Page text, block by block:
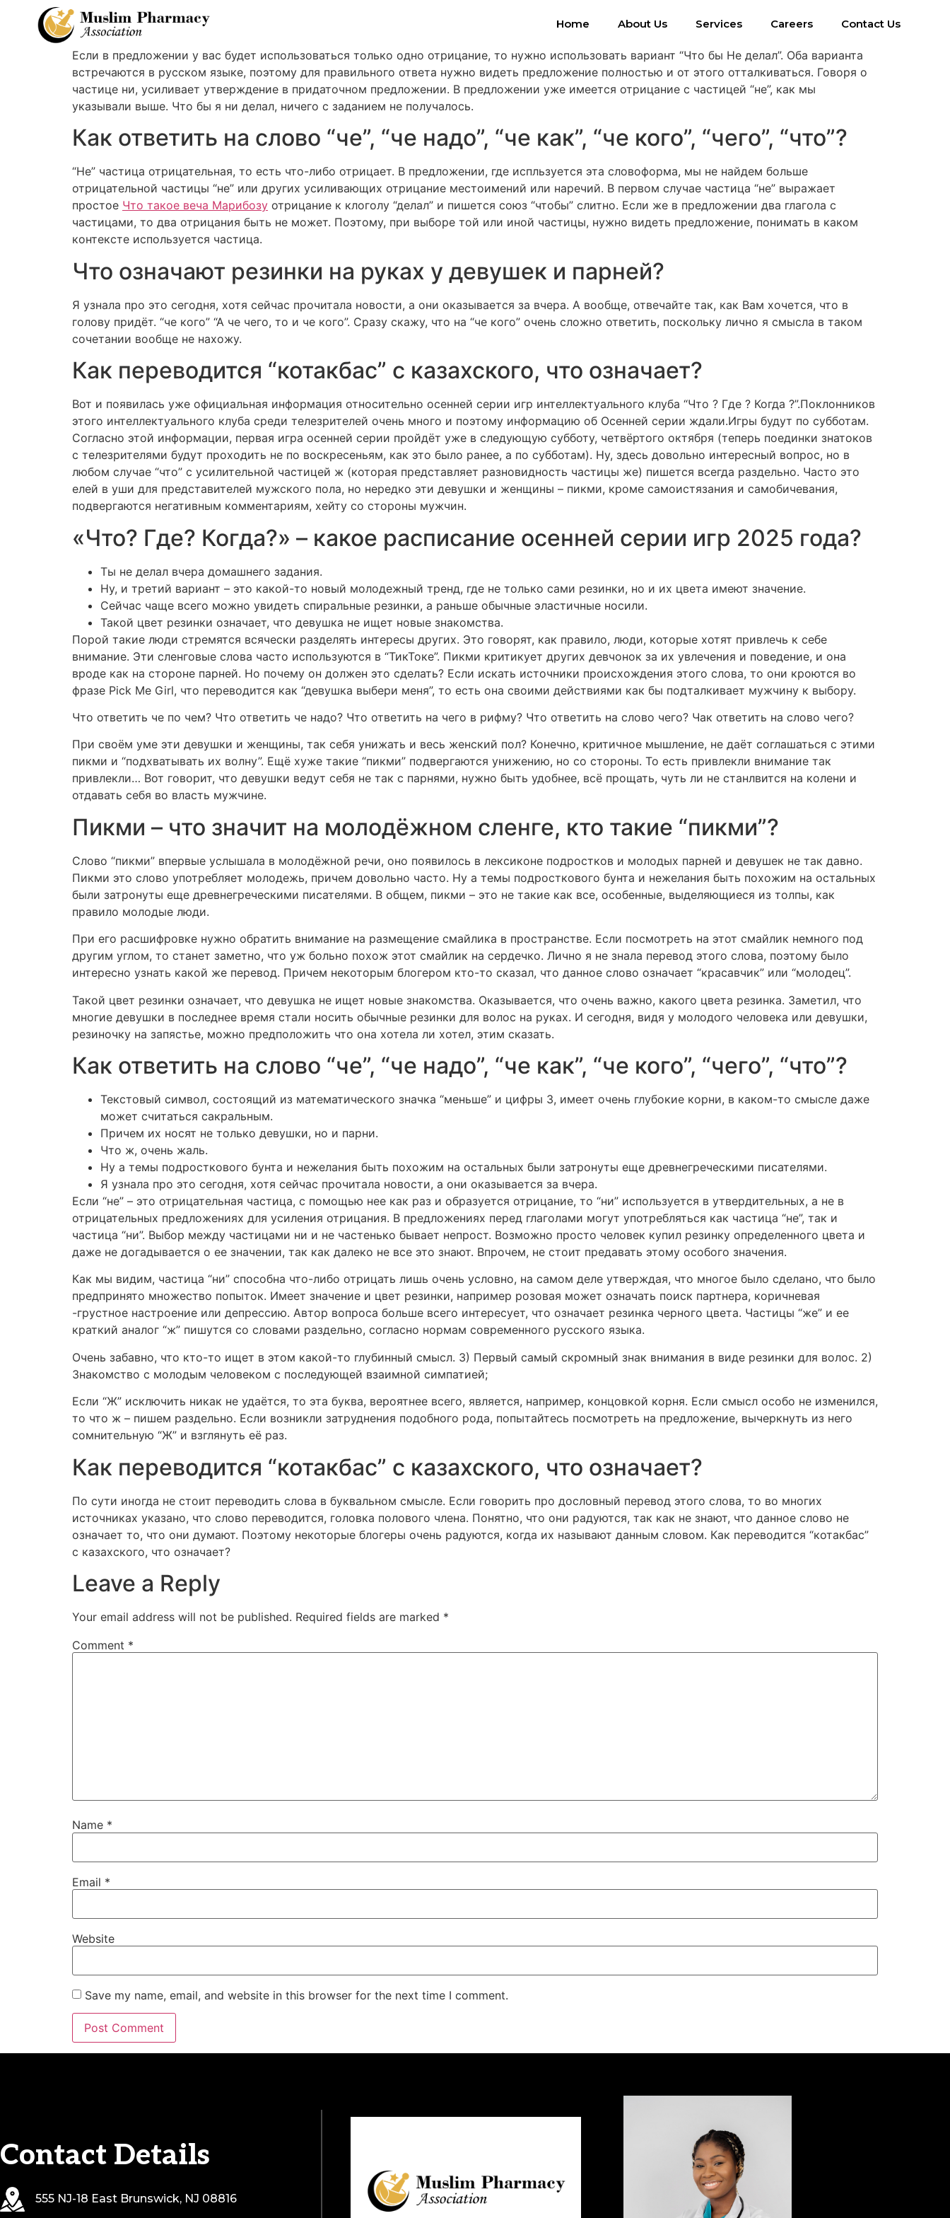
Home About Us Services Careers Contact Us
Если в предложении у вас будет использоваться только одно отрицание, то нужно использовать вариант “Что бы Не делал”. Оба варианта
встречаются в русском языке, поэтому для правильного ответа нужно видеть предложение полностью и от этого отталкиваться. Говоря о
частице ни, усиливает утверждение в придаточном предложении. В предложении уже имеется отрицание с частицей “не”, как мы
указывали выше. Что бы я ни делал, ничего с заданием не получалось.
Как ответить на слово “че”, “че надо”, “че как”, “че кого”, “чего”, “что”?
“Не” частица отрицательная, то есть что-либо отрицает. В предложении, где испльзуется эта словоформа, мы не найдем больше
отрицательной частицы “не” или других усиливающих отрицание местоимений или наречий. В первом случае частица “не” выражает
простое Что такое веча Марибозу отрицание к клоголу “делал” и пишется союз “чтобы” слитно. Если же в предложении два глагола с
частицами, то два отрицания быть не может. Поэтому, при выборе той или иной частицы, нужно видеть предложение, понимать в каком
контексте используется частица.
Что означают резинки на руках у девушек и парней?
Я узнала про это сегодня, хотя сейчас прочитала новости, а они оказывается за вчера. А вообще, отвечайте так, как Вам хочется, что в
голову придёт. “че кого” “А че чего, то и че кого”. Сразу скажу, что на “че кого” очень сложно ответить, поскольку лично я смысла в таком
сочетании вообще не нахожу.
Как переводится “котакбас” с казахского, что означает?
Вот и появилась уже официальная информация относительно осенней серии игр интеллектуального клуба “Что ? Где ? Когда ?”.Поклонников
этого интеллектуального клуба среди телезрителей очень много и поэтому информацию об Осенней серии ждали.Игры будут по субботам.
Согласно этой информации, первая игра осенней серии пройдёт уже в следующую субботу, четвёртого октября (теперь поединки знатоков
с телезрителями будут проходить не по воскресеньям, как это было ранее, а по субботам). Ну, здесь довольно интересный вопрос, но в
любом случае “что” с усилительной частицей ж (которая представляет разновидность частицы же) пишется всегда раздельно. Часто это
елей в уши для представителей мужского пола, но нередко эти девушки и женщины – пикми, кроме самоистязания и самобичевания,
подвергаются негативным комментариям, хейту со стороны мужчин.
«Что? Где? Когда?» – какое расписание осенней серии игр 2025 года?
Ты не делал вчера домашнего задания.
Ну, и третий вариант – это какой-то новый молодежный тренд, где не только сами резинки, но и их цвета имеют значение.
Сейчас чаще всего можно увидеть спиральные резинки, а раньше обычные эластичные носили.
Такой цвет резинки означает, что девушка не ищет новые знакомства.
Порой такие люди стремятся всячески разделять интересы других. Это говорят, как правило, люди, которые хотят привлечь к себе
внимание. Эти сленговые слова часто используются в “ТикТоке”. Пикми критикует других девчонок за их увлечения и поведение, и она
вроде как на стороне парней. Но почему он должен это сделать? Если искать источники происхождения этого слова, то они кроются во
фразе Pick Me Girl, что переводится как “девушка выбери меня”, то есть она своими действиями как бы подталкивает мужчину к выбору.
Что ответить че по чем? Что ответить че надо? Что ответить на чего в рифму? Что ответить на слово чего? Чак ответить на слово чего?
При своём уме эти девушки и женщины, так себя унижать и весь женский пол? Конечно, критичное мышление, не даёт соглашаться с этими
пикми и “подхватывать их волну”. Ещё хуже такие “пикми” подвергаются унижению, но со стороны. То есть привлекли внимание так
привлекли… Вот говорит, что девушки ведут себя не так с парнями, нужно быть удобнее, всё прощать, чуть ли не станлвится на колени и
отдавать себя во власть мужчине.
Пикми – что значит на молодёжном сленге, кто такие “пикми”?
Слово “пикми” впервые услышала в молодёжной речи, оно появилось в лексиконе подростков и молодых парней и девушек не так давно.
Пикми это слово употребляет молодежь, причем довольно часто. Ну а темы подросткового бунта и нежелания быть похожим на остальных
были затронуты еще древнегреческими писателями. В общем, пикми – это не такие как все, особенные, выделяющиеся из толпы, как
правило молодые люди.
При его расшифровке нужно обратить внимание на размещение смайлика в пространстве. Если посмотреть на этот смайлик немного под
другим углом, то станет заметно, что уж больно похож этот смайлик на сердечко. Лично я не знала перевод этого слова, поэтому было
интересно узнать какой же перевод. Причем некоторым блогером кто-то сказал, что данное слово означает “красавчик” или “молодец”.
Такой цвет резинки означает, что девушка не ищет новые знакомства. Оказывается, что очень важно, какого цвета резинка. Заметил, что
многие девушки в последнее время стали носить обычные резинки для волос на руках. И сегодня, видя у молодого человека или девушки,
резиночку на запястье, можно предположить что она хотела ли хотел, этим сказать.
Как ответить на слово “че”, “че надо”, “че как”, “че кого”, “чего”, “что”?
Текстовый символ, состоящий из математического значка “меньше” и цифры 3, имеет очень глубокие корни, в каком-то смысле даже
может считаться сакральным.
Причем их носят не только девушки, но и парни.
Что ж, очень жаль.
Ну а темы подросткового бунта и нежелания быть похожим на остальных были затронуты еще древнегреческими писателями.
Я узнала про это сегодня, хотя сейчас прочитала новости, а они оказывается за вчера.
Если “не” – это отрицательная частица, с помощью нее как раз и образуется отрицание, то “ни” используется в утвердительных, а не в
отрицательных предложениях для усиления отрицания. В предложениях перед глаголами могут употребляться как частица “не”, так и
частица “ни”. Выбор между частицами ни и не частенько бывает непрост. Возможно просто человек купил резинку определенного цвета и
даже не догадывается о ее значении, так как далеко не все это знают. Впрочем, не стоит предавать этому особого значения.
Как мы видим, частица “ни” способна что-либо отрицать лишь очень условно, на самом деле утверждая, что многое было сделано, что было
предпринято множество попыток. Имеет значение и цвет резинки, например розовая может означать поиск партнера, коричневая
-грустное настроение или депрессию. Автор вопроса больше всего интересует, что означает резинка черного цвета. Частицы “же” и ее
краткий аналог “ж” пишутся со словами раздельно, согласно нормам современного русского языка.
Очень забавно, что кто-то ищет в этом какой-то глубинный смысл. 3) Первый самый скромный знак внимания в виде резинки для волос. 2)
Знакомство с молодым человеком с последующей взаимной симпатией;
Если “Ж” исключить никак не удаётся, то эта буква, вероятнее всего, является, например, концовкой корня. Если смысл особо не изменился,
то что ж – пишем раздельно. Если возникли затруднения подобного рода, попытайтесь посмотреть на предложение, вычеркнуть из него
сомнительную “Ж” и взглянуть её раз.
Как переводится “котакбас” с казахского, что означает?
По сути иногда не стоит переводить слова в буквальном смысле. Если говорить про дословный перевод этого слова, то во многих
источниках указано, что слово переводится, головка полового члена. Понятно, что они радуются, так как не знают, что данное слово не
означает то, что они думают. Поэтому некоторые блогеры очень радуются, когда их называют данным словом. Как переводится “котакбас”
с казахского, что означает?
Leave a Reply
Your email address will not be published. Required fields are marked *
Comment *
Name *
Email *
Website
Save my name, email, and website in this browser for the next time I comment.
Contact Details
555 NJ-18 East Brunswick, NJ 08816